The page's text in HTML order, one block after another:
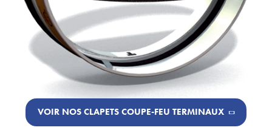
VOIR NOS CLAPETS COUPE-FEU TERMINAUX